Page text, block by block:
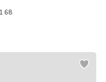
68